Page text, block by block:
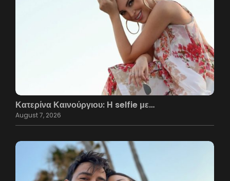
Κατερίνα Καινούργιου: Η selfie με…
August 7, 2026